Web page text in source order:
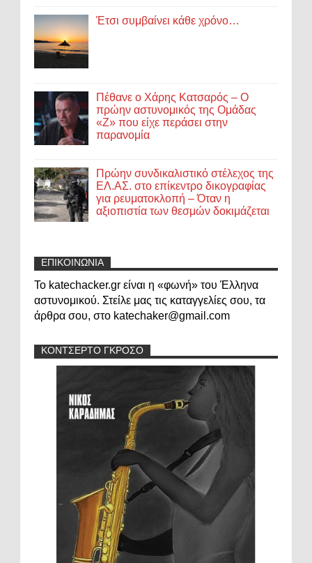
Έτσι συμβαίνει κάθε χρόνο…
Πέθανε ο Χάρης Κατσαρός – Ο
πρώην αστυνομικός της Ομάδας
«Ζ» που είχε περάσει στην
παρανομία
Πρώην συνδικαλιστικό στέλεχος της
ΕΛ.ΑΣ. στο επίκεντρο δικογραφίας
για ρευματοκλοπή – Όταν η
αξιοπιστία των θεσμών δοκιμάζεται
ΕΠΙΚΟΙΝΩΝΙΑ
Το katechacker.gr είναι η «φωνή» του Έλληνα
αστυνομικού. Στείλε μας τις καταγγελίες σου, τα
άρθρα σου, στο katechaker@gmail.com
ΚΟΝΤΣΕΡΤΟ ΓΚΡΟΣΟ